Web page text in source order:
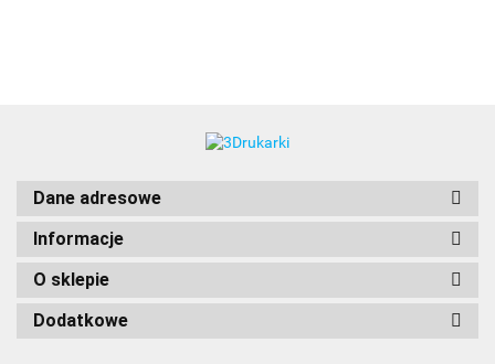
Dane adresowe
Informacje
O sklepie
Dodatkowe